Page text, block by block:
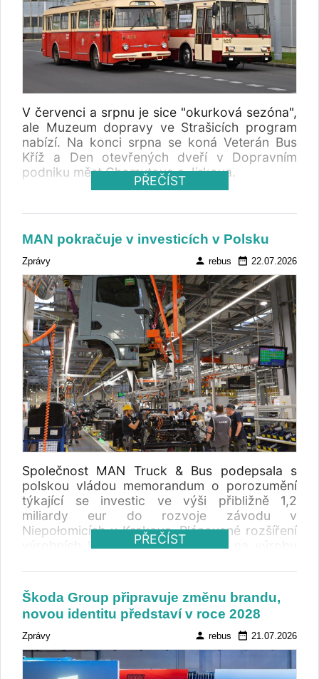
V červenci a srpnu je sice "okurková sezóna",
ale Muzeum dopravy ve Strašicích program
nabízí. Na konci srpna se koná Veterán Bus
Kříž a Den otevřených dveří v Dopravním
podniku měst Chomutova a Jirkova.
PŘEČÍST
MAN pokračuje v investicích v Polsku
Zprávy person rebus date_range 22.07.2026
Společnost MAN Truck & Bus podepsala s
polskou vládou memorandum o porozumění
týkající se investic ve výši přibližně 1,2
miliardy eur do rozvoje závodu v
Niepołomicích u Krakova. Plánované rozšíření
výrobních kapacit připraví závod na výrobu
nákladních automobilů. Polsko zároveň
zůstává významnou výrobní základnou pro
městské autobusy MAN Lion’s City, které
vznikají ve Starachovicích.
PŘEČÍST
Škoda Group připravuje změnu brandu,
novou identitu představí v roce 2028
Zprávy person rebus date_range 21.07.2026